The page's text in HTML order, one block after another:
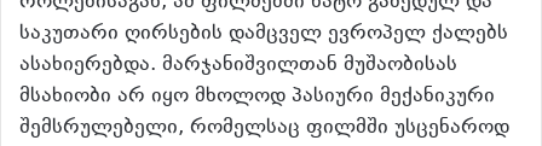
საკუთარი ღირსების დამცველ ევროპელ ქალებს
ასახიერებდა. მარჯანიშვილთან მუშაობისას
მსახიობი არ იყო მხოლოდ პასიური მექანიკური
შემსრულებელი, რომელსაც ფილმში უსცენაროდ